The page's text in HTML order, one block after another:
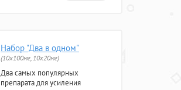
Набор "Два в одном"
(10x100мг, 10x20мг)
Два самых популярных
препарата для усиления